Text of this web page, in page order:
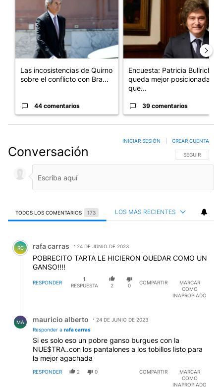
Las incosistencias de Quirno
sobre el conflicto con Bra...
44 comentarios
Encuesta: Patricia Bullrich
queda mejor posicionada
que...
39 comentarios
Conversación SIGA ESTA
SEGUIR
INICIAR SESIÓN CREAR CUENTA
TODOS LOS COMENTARIOS 173 LOS MÁS RECIENTES
Comentario de rafa carras.
RC rafa carras 24 DE JUNIO DE 2023
POBRECITO TARTA LE HICIERON QUEDAR COMO UN
GANSO!!!!
RESPONDER
1
RESPUESTA
2 0
COMPARTIR
MARCAR
COMO
INAPROPIADO
MA mauricio alberto
24 DE JUNIO DE 2023
Responder a rafa carras
Si es solo eso un pobre ganso burgues con la
NUE$TRA..con los pantalones a los tobillos listo para
la mejor agachada
RESPONDER 2 0 COMPARTIR
MARCAR
COMO
INAPROPIADO